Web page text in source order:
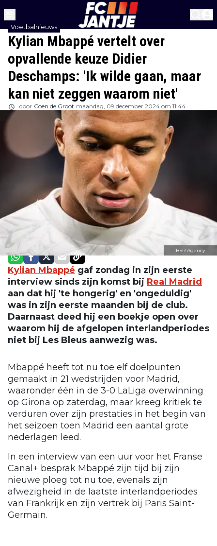
Kylian Mbappé vertelt over
opvallende keuze Didier
Deschamps: 'Ik wilde gaan, maar
kan niet zeggen waarom niet'
Voetbalnieuws
door Coen de Groot maandag, 09 december 2024 om 11:44
BSR Agency
Kylian Mbappé gaf zondag in zijn eerste
interview sinds zijn komst bij Real Madrid
aan dat hij 'te hongerig' en 'ongeduldig'
was in zijn eerste maanden bij de club.
Daarnaast deed hij een boekje open over
waarom hij de afgelopen interlandperiodes
niet bij Les Bleus aanwezig was.
Mbappé heeft tot nu toe elf doelpunten
gemaakt in 21 wedstrijden voor Madrid,
waaronder één in de 3-0 LaLiga overwinning
op Girona op zaterdag, maar kreeg kritiek te
verduren over zijn prestaties in het begin van
het seizoen toen Madrid een aantal grote
nederlagen leed.
In een interview van een uur voor het Franse
Canal+ besprak Mbappé zijn tijd bij zijn
nieuwe ploeg tot nu toe, evenals zijn
afwezigheid in de laatste interlandperiodes
van Frankrijk en zijn vertrek bij Paris Saint-
Germain.